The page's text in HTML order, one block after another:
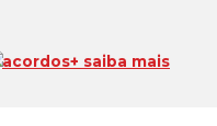
acordos+ saiba mais